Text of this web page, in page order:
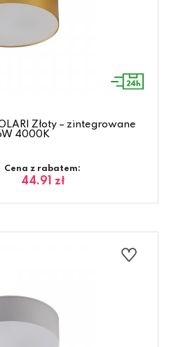
Złoty – zintegrowane
4000K
Cena z rabatem:
44.91 zł